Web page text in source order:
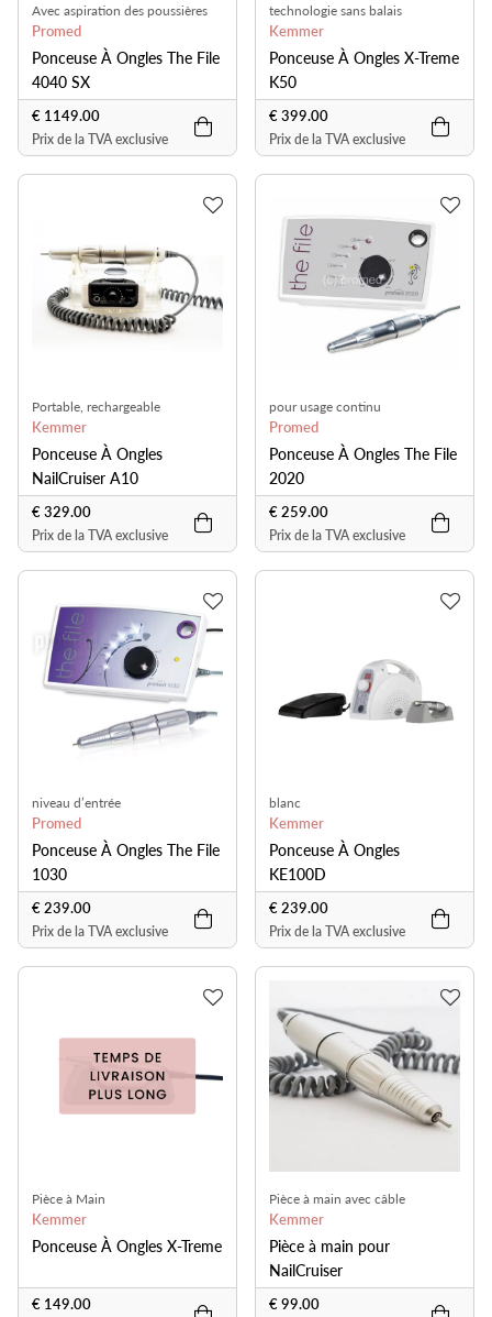
Avec aspiration des poussières
Promed
Ponceuse À Ongles The File
4040 SX
€ 1149.00
Prix de la TVA exclusive
technologie sans balais
Kemmer
Ponceuse À Ongles X-Treme
K50
€ 399.00
Prix de la TVA exclusive
Portable, rechargeable
Kemmer
Ponceuse À Ongles
NailCruiser A10
€ 329.00
Prix de la TVA exclusive
pour usage continu
Promed
Ponceuse À Ongles The File
2020
€ 259.00
Prix de la TVA exclusive
niveau d’entrée
Promed
Ponceuse À Ongles The File
1030
€ 239.00
Prix de la TVA exclusive
blanc
Kemmer
Ponceuse À Ongles
KE100D
€ 239.00
Prix de la TVA exclusive
Pièce à Main
Kemmer
Ponceuse À Ongles X-Treme
€ 149.00
Pièce à main avec câble
Kemmer
Pièce à main pour
NailCruiser
€ 99.00